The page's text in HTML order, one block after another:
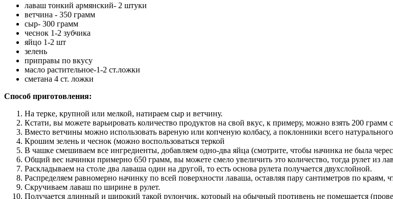
лаваш тонкий армянский- 2 штуки
ветчина - 350 грамм
сыр- 300 грамм
чеснок 1-2 зубчика
яйцо 1-2 шт
зелень
приправы по вкусу
масло растительное-1-2 ст.ложки
сметана 4 ст. ложки
Способ приготовления:
На терке, крупной или мелкой, натираем сыр и ветчину.
Кстати, вы можете варьировать количество продуктов на свой вкус, к примеру, можно взять 200
Вместо ветчины можно использовать вареную или копченую колбасу, а поклонники всего
Крошим зелень и чеснок (можно воспользоваться теркой
В чашке смешиваем все ингредиенты, добавляем одно-два яйца (смотрите, чтобы начинка не была
Общий вес начинки примерно 650 грамм, вы можете смело увеличить это количество, тогда рулет из
Раскладываем на столе два лаваша один на другой, то есть основа рулета получается двухслойной.
Распределяем равномерно начинку по всей поверхности лаваша, оставляя пару сантиметров по краям,
Скручиваем лаваш по ширине в рулет.
Получается длинный и широкий такой рулончик, который на обычный противень не помещается